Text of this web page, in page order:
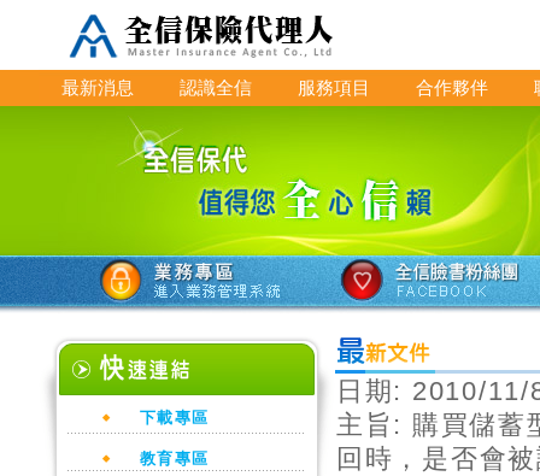
最新消息 認識全信 服務項目 合作夥伴
下載專區
教育專區
日期: 2010/11/
主旨: 購買儲蓄
回時，是否會